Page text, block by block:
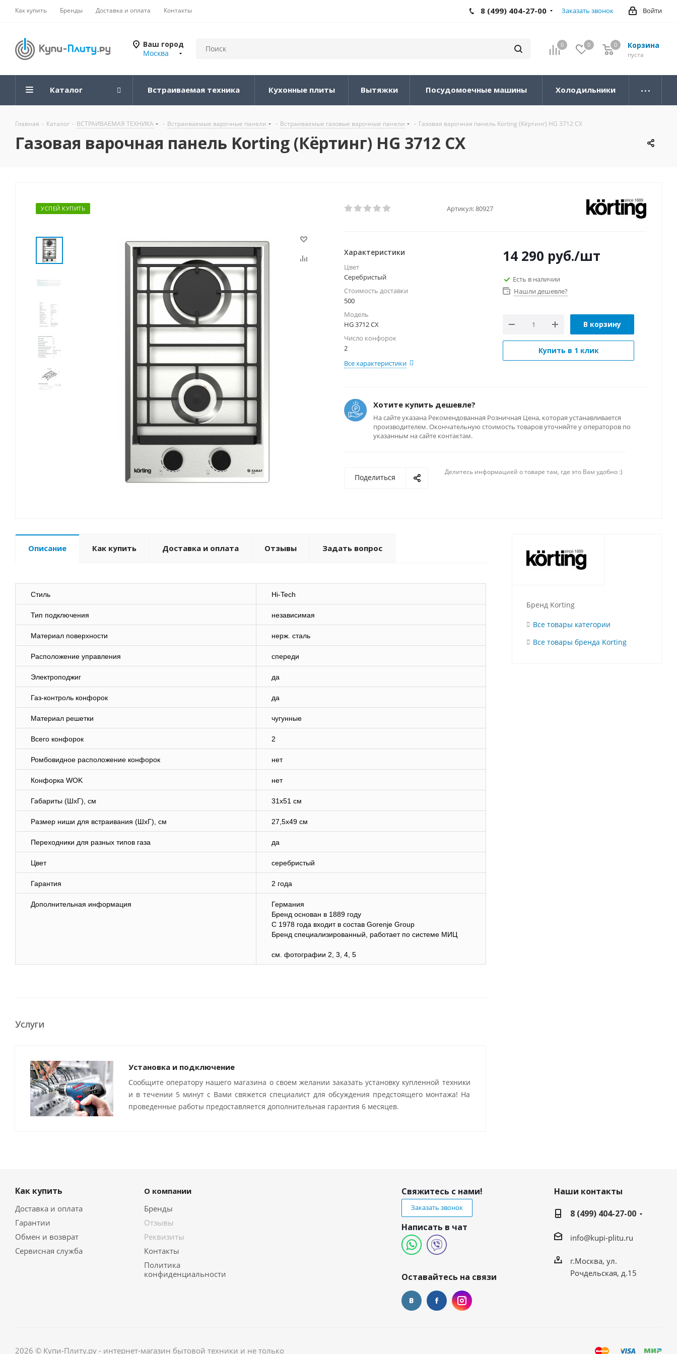
Как купить Бренды Доставка и оплата Контакты Войти
8 (499) 404-27-00 Заказать звонок
Ваш город
Москва
0 0 Корзина
0
пуста
0
Каталог Встраиваемая техника Кухонные плиты Вытяжки Посудомоечные машины Холодильники
Главная - Каталог - ВСТРАИВАЕМАЯ ТЕХНИКА - Встраиваемые варочные панели - Встраиваемые газовые варочные панели - Газовая варочная панель Korting (Кёртинг) HG 3712 CX
Газовая варочная панель Korting (Кёртинг) HG 3712 CX
УСПЕЙ КУПИТЬ Артикул:80927
Характеристики
Цвет
Серебристый
Стоимость доставки
500
Модель
HG 3712 CX
Число конфорок
2
Все характеристики
14 290 руб./шт
Есть в наличии
Нашли дешевле?
В корзину
Купить в 1 клик
Хотите купить дешевле?
На сайте указана Рекомендованная Розничная Цена, которая устанавливается
производителем. Окончательную стоимость товаров уточняйте у операторов по
указанным на сайте контактам.
Поделиться
Делитесь информацией о товаре там, где это Вам удобно :)
Описание Как купить Доставка и оплата Отзывы Задать вопрос
Стиль Hi-Tech
Тип подключения независимая
Материал поверхности нерж. сталь
Расположение управления спереди
Электроподжиг да
Газ-контроль конфорок да
Материал решетки чугунные
Всего конфорок 2
Ромбовидное расположение конфорок нет
Конфорка WOK нет
Габариты (ШхГ), см 31х51 см
Размер ниши для встраивания (ШхГ), см 27,5х49 см
Переходники для разных типов газа да
Цвет серебристый
Гарантия 2 года
Дополнительная информация
Германия
Бренд основан в 1889 году
С 1978 года входит в состав Gorenje Group
Бренд специализированный, работает по системе МИЦ
см. фотографии 2, 3, 4, 5
Услуги
Установка и подключение
Сообщите оператору нашего магазина о своем желании заказать установку купленной техники
и в течении 5 минут с Вами свяжется специалист для обсуждения предстоящего монтажа! На
проведенные работы предоставляется дополнительная гарантия 6 месяцев.
Бренд Korting
Все товары категории
Все товары бренда Korting
Как купить
Доставка и оплата
Гарантии
Обмен и возврат
Сервисная служба
О компании
Бренды
Отзывы
Реквизиты
Контакты
Политика
конфиденциальности
Свяжитесь с нами!
Заказать звонок
Написать в чат
Оставайтесь на связи
Наши контакты
8 (499) 404-27-00
info@kupi-plitu.ru
г.Москва, ул.
Рочдельская, д.15
2026 © Купи-Плиту.ру - интернет-магазин бытовой техники и не только